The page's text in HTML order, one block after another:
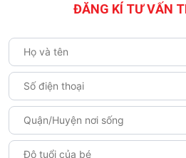
ĐĂNG KÍ TƯ VẤN